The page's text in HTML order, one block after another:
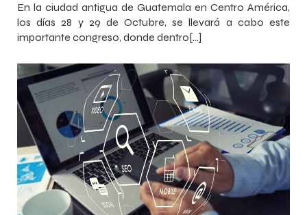
En la ciudad antigua de Guatemala en Centro América,
los días 28 y 29 de Octubre, se llevará a cabo este
importante congreso, donde dentro[…]